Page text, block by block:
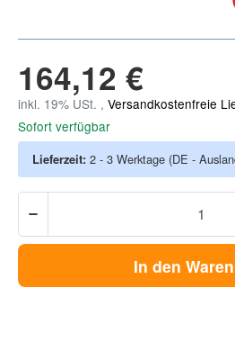
164,12 €
inkl. 19% USt. , Versandkostenfreie
Sofort verfügbar
Lieferzeit: 2 - 3 Werktage (DE -
In den